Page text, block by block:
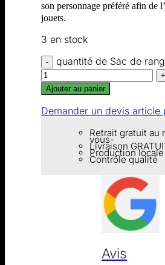
son personnage préféré afin de
jouets.
3 en stock
quantité de Sac de
Ajouter au panier
Demander un devis article
Retrait gratuit au
vous-
Livraison
Production locale
Contrôle qualité
Avis